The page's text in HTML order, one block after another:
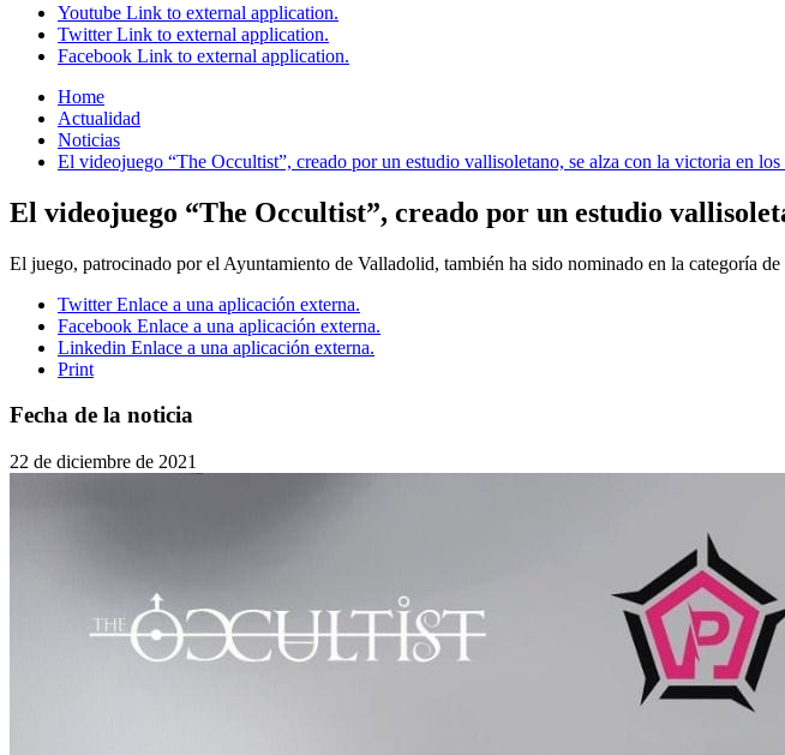
Youtube Link to external application.
TwitterLink to external application.
Facebook Link to external application.
Home
Actualidad
Noticias
El videojuego “The Occultist”, creado por un estudio vallisoletano, se alza con la victoria en los
El videojuego “The Occultist”, creado por un estudio
El juego, patrocinado por el Ayuntamiento de Valladolid, también ha sido nominado en la categoría
Twitter Enlace a una aplicación externa.
Facebook Enlace a una aplicación externa.
Linkedin Enlace a una aplicación externa.
Print
Fecha de la noticia
22 de diciembre de 2021